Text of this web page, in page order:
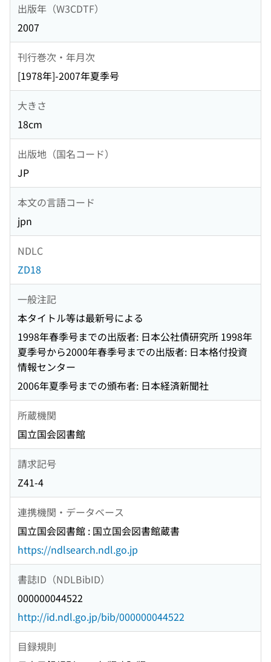
出版年（W3CDTF）
2007
刊行巻次・年月次
[1978年]-2007年夏季号
大きさ
18cm
出版地（国名コード）
JP
本文の言語コード
jpn
NDLC
ZD18
一般注記
本タイトル等は最新号による
1998年春季号までの出版者: 日本公社債研究所 1998年
夏季号から2000年春季号までの出版者: 日本格付投資
情報センター
2006年夏季号までの頒布者: 日本経済新聞社
所蔵機関
国立国会図書館
請求記号
Z41-4
連携機関・データベース
国立国会図書館 : 国立国会図書館蔵書
https://ndlsearch.ndl.go.jp
書誌ID（NDLBibID）
000000044522
http://id.ndl.go.jp/bib/000000044522
目録規則